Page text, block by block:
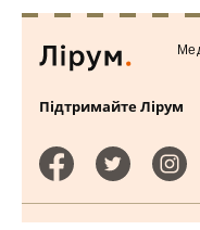
Підтримайте Лірум